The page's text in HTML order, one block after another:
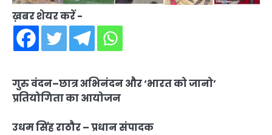
ख़बर शेयर करें -
गुरु वंदन–छात्र अभिनंदन और ‘भारत को जानो’
प्रतियोगिता का आयोजन
उधम सिंह राठौर – प्रधान संपादक